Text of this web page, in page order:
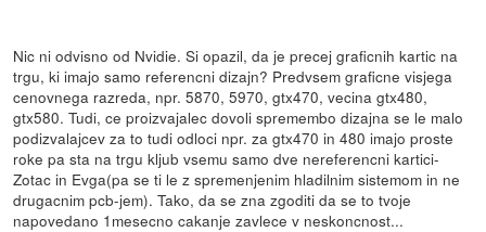
Nic ni odvisno od Nvidie. Si opazil, da je precej graficnih kartic na
trgu, ki imajo samo referencni dizajn? Predvsem graficne visjega
cenovnega razreda, npr. 5870, 5970, gtx470, vecina gtx480,
gtx580. Tudi, ce proizvajalec dovoli spremembo dizajna se le malo
podizvalajcev za to tudi odloci npr. za gtx470 in 480 imajo proste
roke pa sta na trgu kljub vsemu samo dve nereferencni kartici-
Zotac in Evga(pa se ti le z spremenjenim hladilnim sistemom in ne
drugacnim pcb-jem). Tako, da se zna zgoditi da se to tvoje
napovedano 1mesecno cakanje zavlece v neskoncnost...